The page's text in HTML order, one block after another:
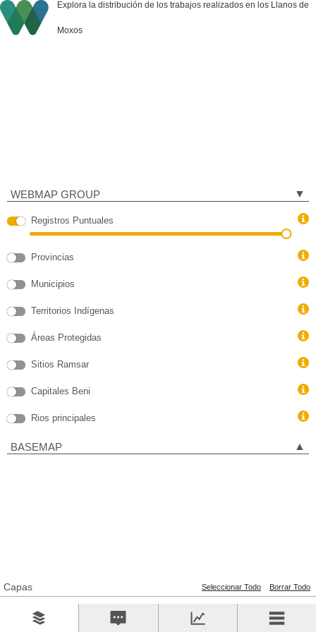
Explora la distribución de los trabajos realizados en los Llanos de
Moxos
Capas Seleccionar Todo Borrar Todo
WEBMAP GROUP ▼
layer-
Registros Puntuales
4
Provincias
5
Municipios
7
Territorios Indígenas
6
Áreas Protegidas
8
Sitios Ramsar
9
Capitales Beni
8
Rios principales
BASEMAP ▲
0 100 km Powered by Esri